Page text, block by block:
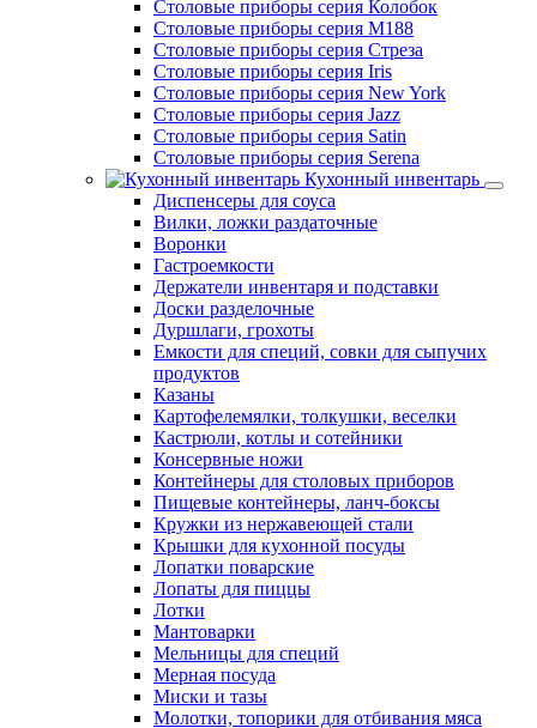
Столовые приборы серия Колобок
Столовые приборы серия М188
Столовые приборы серия Стреза
Столовые приборы серия Iris
Столовые приборы серия New York
Столовые приборы серия Jazz
Столовые приборы серия Satin
Столовые приборы серия Serena
Кухонный инвентарь
Диспенсеры для соуса
Вилки, ложки раздаточные
Воронки
Гастроемкости
Держатели инвентаря и подставки
Доски разделочные
Дуршлаги, грохоты
Емкости для специй, совки для сыпучих
продуктов
Казаны
Картофелемялки, толкушки, веселки
Кастрюли, котлы и сотейники
Консервные ножи
Контейнеры для столовых приборов
Пищевые контейнеры, ланч-боксы
Кружки из нержавеющей стали
Крышки для кухонной посуды
Лопатки поварские
Лопаты для пиццы
Лотки
Мантоварки
Мельницы для специй
Мерная посуда
Миски и тазы
Молотки, топорики для отбивания мяса